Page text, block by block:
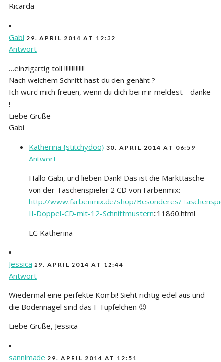
Ricarda
Gabi 29. APRIL 2014 AT 12:32
Antwort
…einzigartig toll !!!!!!!!!!!!!!
Nach welchem Schnitt hast du den genäht ?
Ich würd mich freuen, wenn du dich bei mir meldest – danke
!
Liebe Grüße
Gabi
Katherina {stitchydoo} 30. APRIL 2014 AT 06:59
Antwort
Hallo Gabi, und lieben Dank! Das ist die Markttasche
von der Taschenspieler 2 CD von Farbenmix:
http://www.farbenmix.de/shop/Besonderes/
II-Doppel-CD-mit-12-Schnittmustern::11860.html
LG Katherina
Jessica 29. APRIL 2014 AT 12:44
Antwort
Wiedermal eine perfekte Kombi! Sieht richtig edel aus und
die Bodennägel sind das I-Tüpfelchen 😉
Liebe Grüße, Jessica
sannimade 29. APRIL 2014 AT 12:51